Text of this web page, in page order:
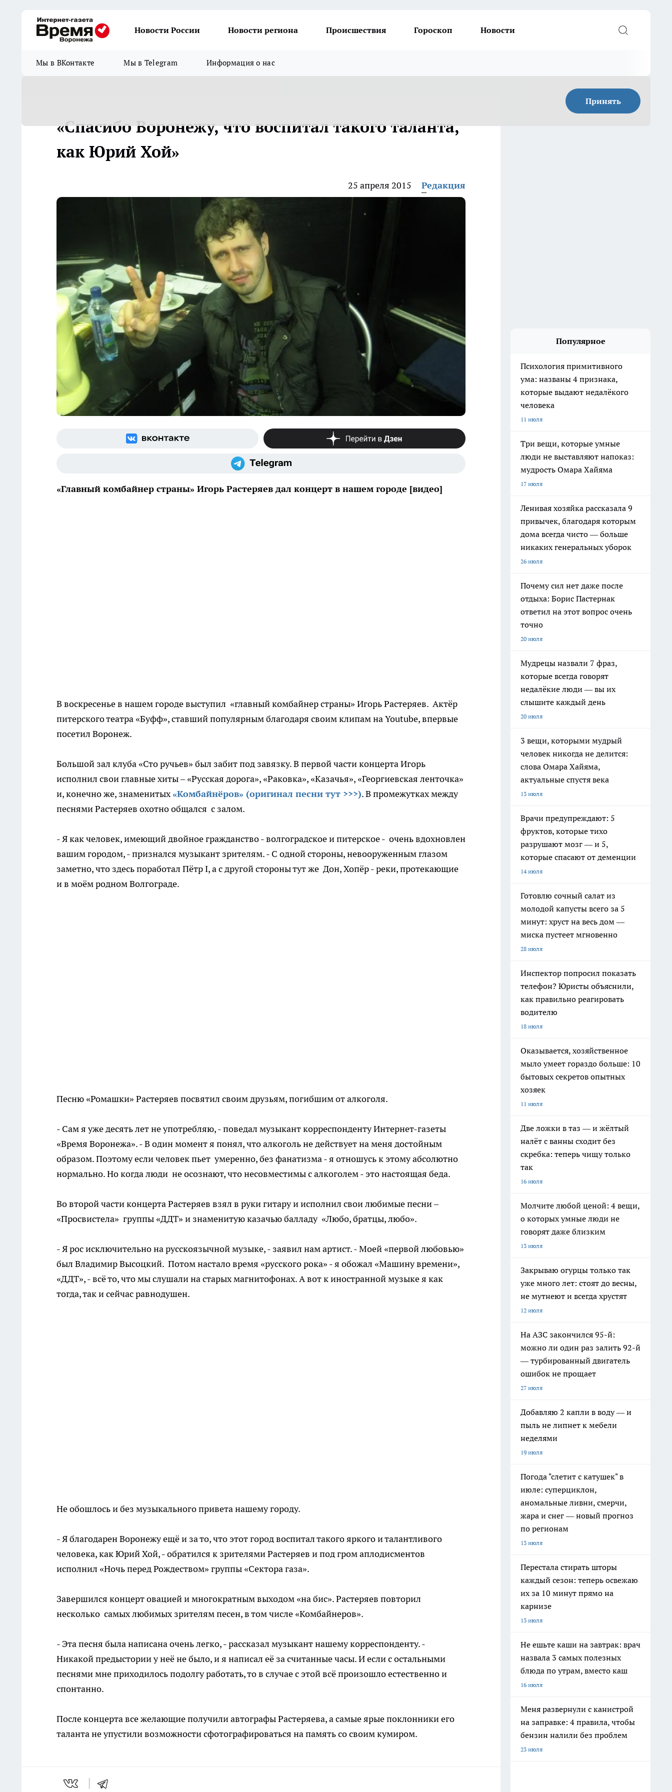
Новости России Новости региона Происшествия Гороскоп Новости
Мы в ВКонтакте Мы в Telegram Информация о нас
Принять
«Спасибо Воронежу, что воспитал такого таланта,
как Юрий Хой»
25 апреля 2015 Редакция
«Главный комбайнер страны» Игорь Растеряев дал концерт в нашем городе [видео]
В воскресенье в нашем городе выступил «главный комбайнер страны» Игорь Растеряев. Актёр
питерского театра «Буфф», ставший популярным благодаря своим клипам на Youtube, впервые
посетил Воронеж.
Большой зал клуба «Сто ручьев» был забит под завязку. В первой части концерта Игорь
исполнил свои главные хиты – «Русская дорога», «Раковка», «Казачья», «Георгиевская ленточка»
и, конечно же, знаменитых «Комбайнёров» (оригинал песни тут >>>). В промежутках между
песнями Растеряев охотно общался с залом.
- Я как человек, имеющий двойное гражданство - волгоградское и питерское - очень вдохновлен
вашим городом, - признался музыкант зрителям. - С одной стороны, невооруженным глазом
заметно, что здесь поработал Пётр I, а с другой стороны тут же Дон, Хопёр - реки, протекающие
и в моём родном Волгограде.
Песню «Ромашки» Растеряев посвятил своим друзьям, погибшим от алкоголя.
- Сам я уже десять лет не употребляю, - поведал музыкант корреспонденту Интернет-газеты
«Время Воронежа». - В один момент я понял, что алкоголь не действует на меня достойным
образом. Поэтому если человек пьет умеренно, без фанатизма - я отношусь к этому абсолютно
нормально. Но когда люди не осознают, что несовместимы с алкоголем - это настоящая беда.
Во второй части концерта Растеряев взял в руки гитару и исполнил свои любимые песни –
«Просвистела» группы «ДДТ» и знаменитую казачью балладу «Любо, братцы, любо».
- Я рос исключительно на русскоязычной музыке, - заявил нам артист. - Моей «первой любовью»
был Владимир Высоцкий. Потом настало время «русского рока» - я обожал «Машину времени»,
«ДДТ», - всё то, что мы слушали на старых магнитофонах. А вот к иностранной музыке я как
тогда, так и сейчас равнодушен.
Не обошлось и без музыкального привета нашему городу.
- Я благодарен Воронежу ещё и за то, что этот город воспитал такого яркого и талантливого
человека, как Юрий Хой, - обратился к зрителями Растеряев и под гром аплодисментов
исполнил «Ночь перед Рождеством» группы «Сектора газа».
Завершился концерт овацией и многократным выходом «на бис». Растеряев повторил
несколько самых любимых зрителям песен, в том числе «Комбайнеров».
- Эта песня была написана очень легко, - рассказал музыкант нашему корреспонденту. -
Никакой предыстории у неё не было, и я написал её за считанные часы. И если с остальными
песнями мне приходилось подолгу работать, то в случае с этой всё произошло естественно и
спонтанно.
После концерта все желающие получили автографы Растеряева, а самые ярые поклонники его
таланта не упустили возможности сфотографироваться на память со своим кумиром.
Популярное
Психология примитивного
ума: названы 4 признака,
которые выдают недалёкого
человека
11 июля
Три вещи, которые умные
люди не выставляют напоказ:
мудрость Омара Хайяма
17 июля
Ленивая хозяйка рассказала 9
привычек, благодаря которым
дома всегда чисто — больше
никаких генеральных уборок
26 июля
Почему сил нет даже после
отдыха: Борис Пастернак
ответил на этот вопрос очень
точно
20 июля
Мудрецы назвали 7 фраз,
которые всегда говорят
недалёкие люди — вы их
слышите каждый день
20 июля
3 вещи, которыми мудрый
человек никогда не делится:
слова Омара Хайяма,
актуальные спустя века
13 июля
Врачи предупреждают: 5
фруктов, которые тихо
разрушают мозг — и 5,
которые спасают от деменции
14 июля
Готовлю сочный салат из
молодой капусты всего за 5
минут: хруст на весь дом —
миска пустеет мгновенно
28 июля
Инспектор попросил показать
телефон? Юристы объяснили,
как правильно реагировать
водителю
18 июля
Оказывается, хозяйственное
мыло умеет гораздо больше: 10
бытовых секретов опытных
хозяек
11 июля
Две ложки в таз — и жёлтый
налёт с ванны сходит без
скребка: теперь чищу только
так
16 июля
Молчите любой ценой: 4 вещи,
о которых умные люди не
говорят даже близким
13 июля
Закрываю огурцы только так
уже много лет: стоят до весны,
не мутнеют и всегда хрустят
12 июля
На АЗС закончился 95-й:
можно ли один раз залить 92-й
— турбированный двигатель
ошибок не прощает
27 июля
Добавляю 2 капли в воду — и
пыль не липнет к мебели
неделями
19 июля
Погода "слетит с катушек" в
июле: суперциклон,
аномальные ливни, смерчи,
жара и снег — новый прогноз
по регионам
13 июля
Перестала стирать шторы
каждый сезон: теперь освежаю
их за 10 минут прямо на
карнизе
13 июля
Не ешьте каши на завтрак: врач
назвала 3 самых полезных
блюда по утрам, вместо каш
16 июля
Меня развернули с канистрой
на заправке: 4 правила, чтобы
бензин налили без проблем
23 июля